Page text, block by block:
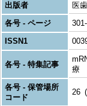
出版者
医
各号 - ページ
ISSN1
各号 - 特集記事
療
各号 - 保管場所
コード
26